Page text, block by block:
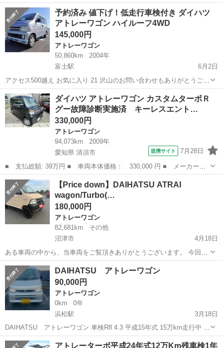
ー） ハッチバック 軽自動車 本体価格 320,000円 支払総額 393,000円
年式(初度登録年):2004(H16) 走行距離:8.9万k...
静岡 富士市 アトレーワゴン 軽自動車
予約済み 値下げ！低走行車検付き ダイハツ
アトレーワゴン ハイルーフ4WD
145,000円
アトレーワゴン
50,860km
2004年
富士駅
6月2日
アクセス500越え お気に入り 21 沢山のお問い合わせもありがとうござ
います！ ただいま現車確認の予約を頂きましので、落札はご遠慮くだ
さい。 ご迷惑をおかけしますが宜しくお願い致します 低走行車検付き
ダイハツ アトレー...
静岡 富士市 富士駅 アトレーワゴン ミッション
ダイハツ アトレーワゴン カスタムターボＲ
グー故障診断実施済 キーレスエント…
330,000円
アトレーワゴン
94,073km
2009年
愛知県 清須市
提携サイト 7月28日
■ 支払総額: 39万円 ■ 車両本体価格： 330,000 円 ■ メーカー
名： ダイハツ ■ 車種名： アトレーワゴン ■ グレード名： カ
スタムターボＲ グー故障診断実施済 キーレスエントリー ヘッド
ライトクリアコー...
愛知 清須市 アトレーワゴン
【Price down】DAIHATSU ATRAI
wagon/Turbo(…
180,000円
アトレーワゴン
82,681km
その他
沼津市
4月18日
ある車両の中から、当車両をご覧頂きありがとうございます。 今回の
販売車は 「ダイハツ アトレーワゴン 2WD」 リサイクル料•税込
200,000円→(値下げ)180,000円です。 【車両情報】 車 ...
静岡 沼津市
DAIHATSU アトレーワゴン
90,000円
アトレーワゴン
0km
0年
浜松駅
3月18日
DAIHATSU アトレーワゴン 車検R8 4.3 平成15年式 15万km走行中 ミ
ッション 軽貨物 2人乗り 車両確認し決めて下さい 乗って帰れます
静岡 浜松市 浜松駅 アトレーワゴン DAIHATSU
アトレーターボ平成24年式12万Km残車検1年